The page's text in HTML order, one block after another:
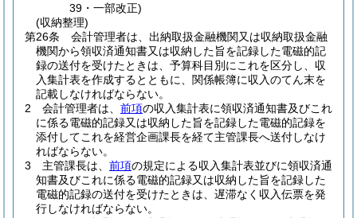
39・一部改正)
(収納整理)
第26条
会計管理者は、出納取扱金融機関又は収納取扱金融
機関から領収済通知書又は収納した旨を記録した電磁的記
録の送付を受けたときは、予算科目別にこれを区分し、収
入集計表を作成するとともに、関係帳簿に収入のてん末を
記載しなければならない。
2
会計管理者は、 前項の収入集計表に領収済通知書及びこれ
に係る電磁的記録又は収納した旨を記録した電磁的記録を
添付してこれを経営企画課長を経て主管課長へ送付しなけ
ればならない。
3
主管課長は、 前項の規定による収入集計表並びに領収済通
知書及びこれに係る電磁的記録又は収納した旨を記録した
電磁的記録の送付を受けたときは、遅滞なく収入伝票を発
行しなければならない。